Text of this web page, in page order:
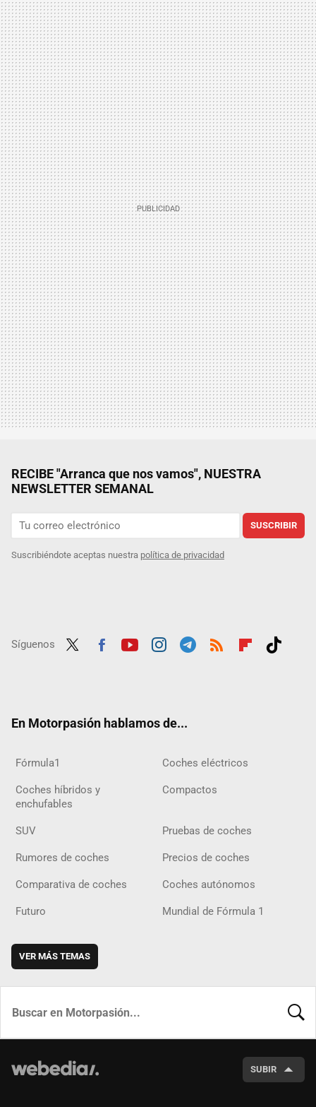
RECIBE "Arranca que nos vamos", NUESTRA
NEWSLETTER SEMANAL
SUSCRIBIR
Suscribiéndote aceptas nuestra política de privacidad
Síguenos
En Motorpasión hablamos de...
Fórmula1 Coches eléctricos
Coches híbridos y
enchufables
Compactos
SUV Pruebas de coches
Rumores de coches Precios de coches
Comparativa de coches Coches autónomos
Futuro Mundial de Fórmula 1
VER MÁS TEMAS
SUBIR